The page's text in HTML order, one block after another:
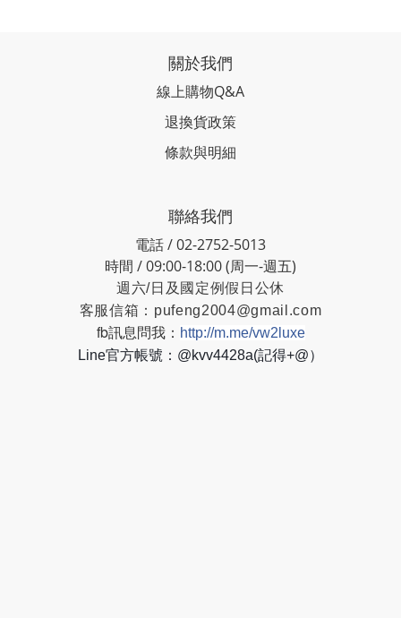
關於我們
線上購物Q&A
退換貨政策
條款與明細
聯絡我們
電話 / 02-2752-5013
時間 / 09:00-18:00 (周一-週五)
週六/日及國定例假日公休
客服信箱： pufeng2004@gmail.com
fb訊息問我： http://m.me/vw2luxe
Line官方帳號：@kvv4428a(記得+@）